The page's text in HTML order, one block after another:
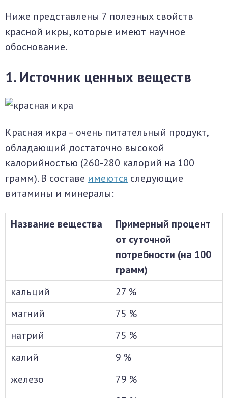
Ниже представлены 7 полезных свойств
красной икры, которые имеют научное
обоснование.
1. Источник ценных веществ
Красная икра – очень питательный продукт,
обладающий достаточно высокой
калорийностью (260-280 калорий на 100
грамм). В составе имеются следующие
витамины и минералы:
Название вещества
Примерный процент
от суточной
потребности (на 100
грамм)
кальций
27 %
магний
75 %
натрий
75 %
калий
9 %
железо
79 %